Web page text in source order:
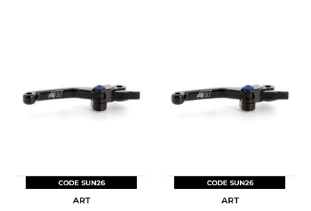
CODE SUN26
ART
CODE SUN26
ART